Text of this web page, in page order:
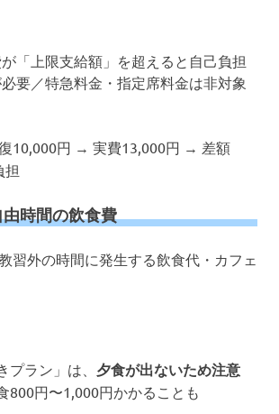
「上限支給額」を超えると自己負担
要／特急料金・指定席料金は非対象
復10,000円 → 実費13,000円 → 差額
担
由時間の飲食費
習外の時間に発生する飲食代・カフェ
プラン」は、 夕食が出ないため注意
800円〜1,000円かかることも